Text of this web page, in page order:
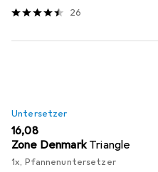
26
Untersetzer
EUR
16,08
Zone Denmark Triangle
1x, Pfannenuntersetzer